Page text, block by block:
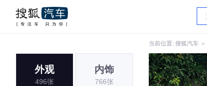
当前位置: 搜狐汽车 ＞
外观
496张
内饰
766张